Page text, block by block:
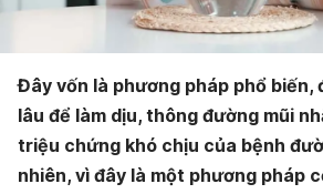
Đây vốn là phương pháp phổ biến,
lâu để làm dịu, thông đường mũi
triệu chứng khó chịu của bệnh
nhiên, vì đây là một phương pháp